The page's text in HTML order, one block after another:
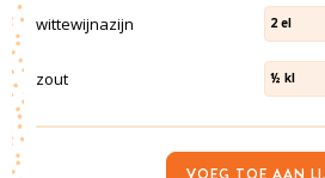
wittewijnazijn 2 el
zout ½ kl